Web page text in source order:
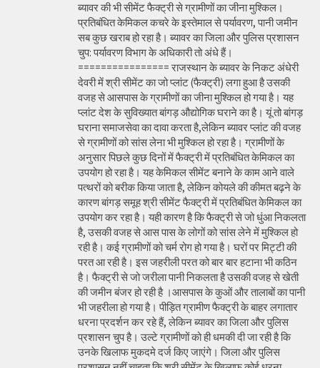
ब्यावर की भी सीमेंट फैक्ट्री से ग्रामीणों का जीना मुश्किल।
प्रतिबंधित केमिकल कचरे के इस्तेमाल से पर्यावरण, पानी जमीन
सब कुछ खराब हो रहा है। ब्यावर का जिला और पुलिस प्रशासन
चुप: पर्यावरण विभाग के अधिकारी तो अंधे हैं।
================ राजस्थान के ब्यावर के निकट अंधेरी
देवरी में श्री सीमेंट का जो प्लांट (फैक्ट्री) लगा हुआ है उसकी
वजह से आसपास के ग्रामीणों का जीना मुश्किल हो गया है। यह
प्लांट देश के सुविख्यात बांगड़ औद्योगिक घराने का है। यूं तो बांगड़
घराना समाजसेवा का दावा करता है,लेकिन ब्यावर प्लांट की वजह
से ग्रामीणों को सांस लेना भी मुश्किल हो रहा है। ग्रामीणों के
अनुसार पिछले कुछ दिनों में फैक्ट्री में प्रतिबंधित केमिकल का
उपयोग हो रहा है। यह केमिकल सीमेंट बनाने के काम आने वाले
पत्थरों को बरीक किया जाता है, लेकिन कोयले की कीमत बढ़ने के
कारण बांगड़ समूह श्री सीमेंट फैक्ट्री में प्रतिबंधित केमिकल का
उपयोग कर रहा है। यही कारण है कि फैक्ट्री से जो धुंआ निकलता
है, उसकी वजह से आस पास के लोगों को सांस लेने में मुश्किल हो
रही है। कई ग्रामीणों को चर्म रोग हो गया है। घरों पर मिट्टी की
परत आ रही है। इस जहरीली परत को बार बार हटाना भी कठिन
है। फैक्ट्री से जो जरीला पानी निकलता है उसकी वजह से खेती
की जमीन बंजर हो रही है ।आसपास के कुओं और तालाबों का पानी
भी जहरीला हो गया है। पीड़ित ग्रामीण फैक्ट्री के बाहर लगातार
धरना प्रदर्शन कर रहे हैं, लेकिन ब्यावर का जिला और पुलिस
प्रशासन चुप है। उल्टे ग्रामीणों को ही धमकी दी जा रही है कि
उनके खिलाफ मुकदमे दर्ज किए जाएंगे। जिला और पुलिस